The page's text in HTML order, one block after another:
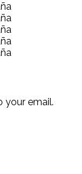
your email.